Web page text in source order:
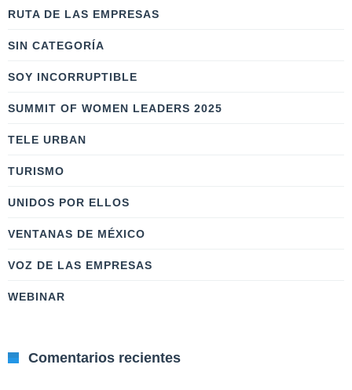
RUTA DE LAS EMPRESAS
SIN CATEGORÍA
SOY INCORRUPTIBLE
SUMMIT OF WOMEN LEADERS 2025
TELE URBAN
TURISMO
UNIDOS POR ELLOS
VENTANAS DE MÉXICO
VOZ DE LAS EMPRESAS
WEBINAR
Comentarios recientes